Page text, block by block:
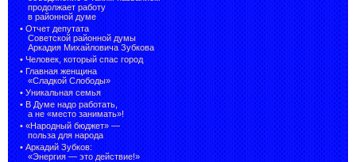
продолжает работу
в районной думе
• Отчет депутата
Советской районной думы
Аркадия Михайловича Зубкова
• Человек, который спас город
• Главная женщина
«Сладкой Слободы»
• Уникальная семья
• В Думе надо работать,
а не «место занимать»!
• «Народный бюджет» —
польза для народа
• Аркадий Зубков:
«Энергия — это действие!»